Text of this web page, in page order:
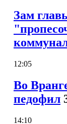
Зам
12:05
Во
педофил
14:10